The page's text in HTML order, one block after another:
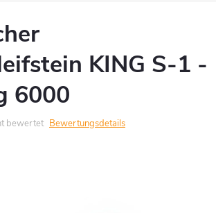
KING S-1 -
6000
bewertet Bewertungsdetails